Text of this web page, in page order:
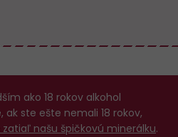
ako 18 rokov alkohol
ak ste ešte nemali 18 rokov,
našu špičkovú minerálku.